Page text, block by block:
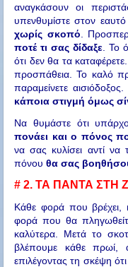
αναγκάσουν οι
υπενθυμίστε στον
χωρίς σκοπό .
ποτέ τι σας δίδαξε . Το
ότι δεν θα τα
προσπάθεια. Το καλό
παραμείνετε
κάποια στιγμή όμως
Να θυμάστε ότι
πονάει και ο πόνος
να σας κυλίσει αντί να
πόνου θα σας
# 2. ΤΑ ΠΑΝΤΑ ΣΤΗ
Κάθε φορά που βρέχει,
φορά που θα
καλύτερα. Μετά το
βλέπουμε κάθε πρωί,
επιλέγοντας τη σκέψη